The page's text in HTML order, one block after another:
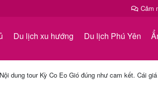
Cảm
Du lịch xu hướng Du lịch Phú Yên
Nội dung tour Kỳ Co Eo Gió đúng như cam kết. Cái